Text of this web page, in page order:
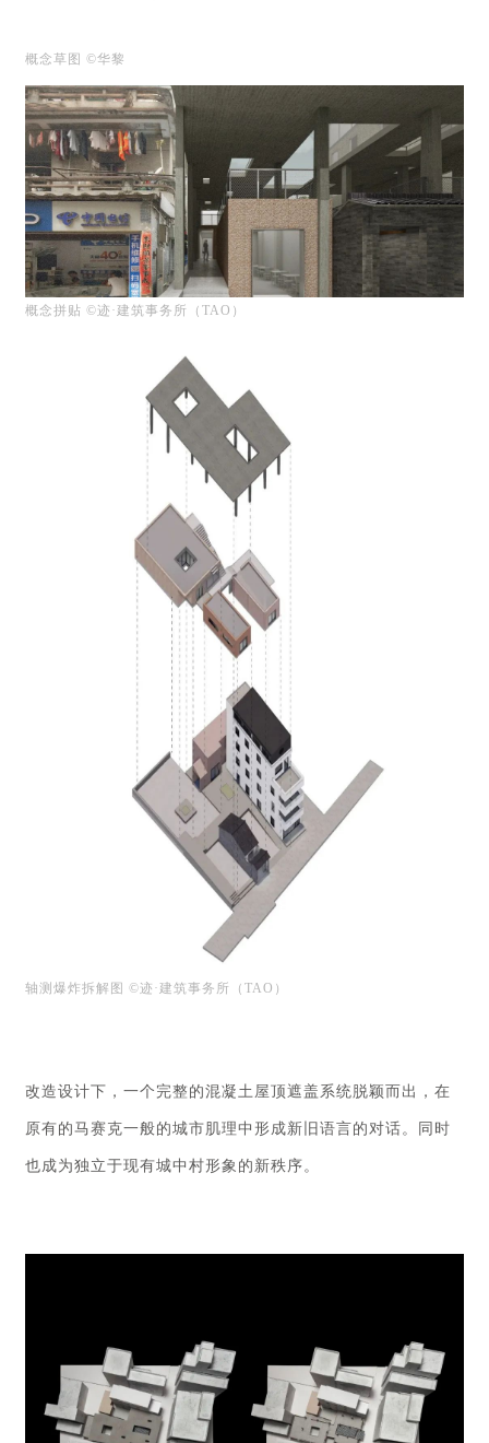
概念草图 ©华黎
概念拼贴 ©迹·建筑事务所（TAO）
轴测爆炸拆解图 ©迹·建筑事务所（TAO）
改造设计下，一个完整的混凝土屋顶遮盖系统脱颖而出，在
原有的马赛克一般的城市肌理中形成新旧语言的对话。同时
也成为独立于现有城中村形象的新秩序。